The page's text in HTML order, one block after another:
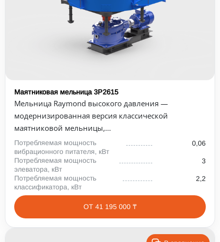
Маятниковая мельница 3Р2615
Мельница Raymond высокого давления —
модернизированная версия классической
маятниковой мельницы,...
Потребляемая мощность
вибрационного питателя, кВт
0,06
Потребляемая мощность
элеватора, кВт
3
Потребляемая мощность
классификатора, кВт
2,2
ОТ 41 195 000 ₸